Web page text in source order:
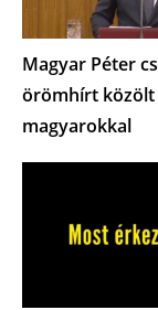
Magyar Péter
örömhírt közölt
magyarokkal